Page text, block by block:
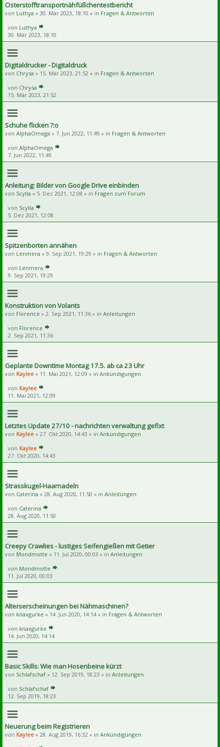
Osterstofftransportnähfüßchentestbericht
von Luthya » 30. Mär 2023, 18:10 » in Fragen & Antworten
von Luthya
30. Mär 2023, 18:10
Digitaldrucker - Digitaldruck
von Chrysa » 15. Mär 2023, 21:52 » in Fragen & Antworten
von Chrysa
15. Mär 2023, 21:52
Schuhe flicken ?:o
von AlphaOmega » 7. Jun 2022, 11:49 » in Fragen & Antworten
von AlphaOmega
7. Jun 2022, 11:49
Anleitung: Bilder von Google Drive einbinden
von Scylla » 5. Dez 2021, 12:08 » in Fragen zum Forum
von Scylla
5. Dez 2021, 12:08
Spitzenborten annähen
von Lenmera » 9. Sep 2021, 19:29 » in Fragen & Antworten
von Lenmera
9. Sep 2021, 19:29
Konstruktion von Volants
von Florence » 2. Sep 2021, 11:36 » in Anleitungen
von Florence
2. Sep 2021, 11:36
Geplante Downtime Montag 17.5. ab ca 23 Uhr
von Kaylee » 11. Mai 2021, 12:09 » in Ankündigungen
von Kaylee
11. Mai 2021, 12:09
Letztes Update 27/10 - nachrichten verwaltung gefixt
von Kaylee » 27. Okt 2020, 14:43 » in Ankündigungen
von Kaylee
27. Okt 2020, 14:43
Strasskugel-Haarnadeln
von Caterina » 28. Aug 2020, 11:50 » in Anleitungen
von Caterina
28. Aug 2020, 11:50
Creepy Crawlies - lustiges Seifengießen mit Getier
von Mondmotte » 11. Jul 2020, 00:03 » in Anleitungen
von Mondmotte
11. Jul 2020, 00:03
Alterserscheinungen bei Nähmaschinen?
von knaxgurke » 14. Jun 2020, 14:14 » in Fragen & Antworten
von knaxgurke
14. Jun 2020, 14:14
Basic Skills: Wie man Hosenbeine kürzt
von Schlafschaf » 12. Sep 2019, 18:23 » in Anleitungen
von Schlafschaf
12. Sep 2019, 18:23
Neuerung beim Registrieren
von Kaylee » 28. Aug 2019, 16:32 » in Ankündigungen